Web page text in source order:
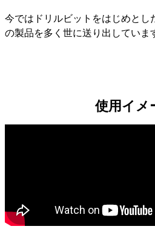
今ではドリルビットをはじめとし
の製品を多く世に送り出していま
使用イメ